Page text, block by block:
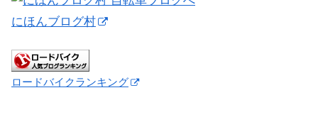
にほんブログ村
ロードバイクランキング